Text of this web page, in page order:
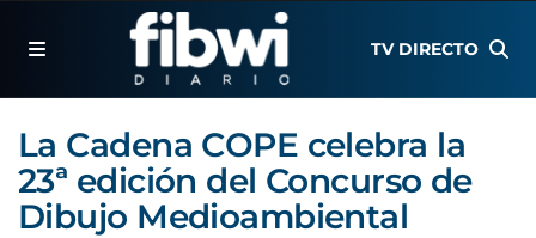
TV DIRECTO
La Cadena COPE celebra la
23ª edición del Concurso de
Dibujo Medioambiental